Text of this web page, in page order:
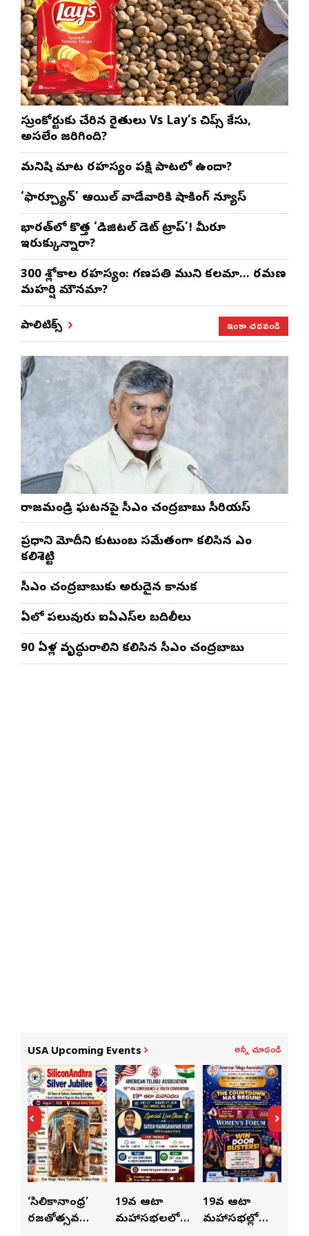
సుప్రీంకోర్టుకు చేరిన రైతులు Vs Lay’s చిప్స్‌ కేసు,
అసలేం జరిగింది?
మనిషి మాట రహస్యం పక్షి పాటలో ఉందా?
‘ఫార్చ్యూన్’ ఆయిల్ వాడేవారికి షాకింగ్ న్యూస్
భారత్‌లో కొత్త ‘డిజిటల్ డెట్ ట్రాప్’! మీరూ
ఇరుక్కున్నారా?
300 శ్లోకాల రహస్యం: గణపతి ముని కలమా… రమణ
మహర్షి మౌనమా?
పాలిటిక్స్ ఇంకా చదవండి
రాజమండ్రి ఘటనపై సీఎం చంద్రబాబు సీరియస్
ప్రధాని మోదీని కుటుంబ సమేతంగా కలిసిన ఎంపీ
కలిశెట్టి
సీఎం చంద్రబాబుకు అరుదైన కానుక
ఏపీలో పలువురు ఐఏఎస్‌ల బదిలీలు
90 ఏళ్ల వృద్ధురాలిని కలిసిన సీఎం చంద్రబాబు
USA Upcoming Events అన్నీ చూడండి
‘సిలికానాంధ్ర’
రజతోత్సవ
19వ ఆటా
మహాసభలలో
19వ ఆటా
మహాసభల్లో